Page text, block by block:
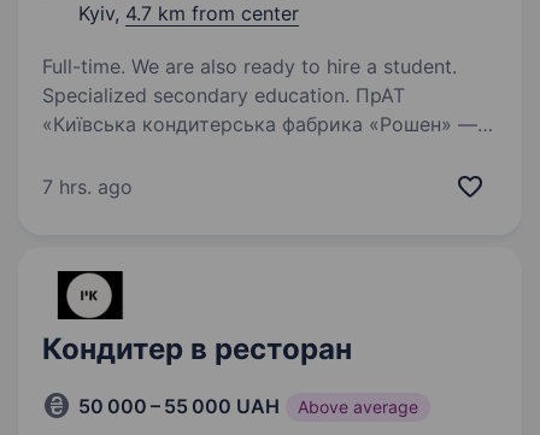
Kyiv, 4.7 km from center
Full-time. We are also ready to hire a student.
Specialized secondary education. ПрАТ
«Київська кондитерська фабрика «Рошен» —
на виготовлення тортів, тістечок, кексів,
7 hrs. ago
Кондитер в ресторан
50 000 – 55 000 UAH Above average